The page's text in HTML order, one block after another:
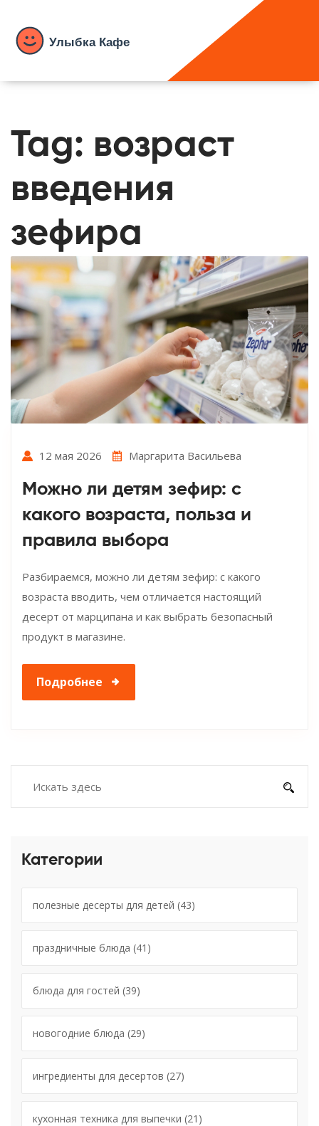
Tag: возраст
введения
зефира
12 мая 2026 Маргарита Васильева
Можно ли детям зефир: с
какого возраста, польза и
правила выбора
Разбираемся, можно ли детям зефир: с какого
возраста вводить, чем отличается настоящий
десерт от марципана и как выбрать безопасный
продукт в магазине.
Подробнее
Категории
полезные десерты для детей (43)
праздничные блюда (41)
блюда для гостей (39)
новогодние блюда (29)
ингредиенты для десертов (27)
кухонная техника для выпечки (21)